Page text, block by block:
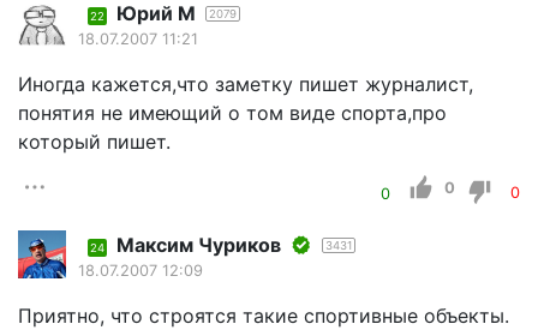
22 Юрий М 2079
18.07.2007 11:21
Иногда кажется,что заметку пишет журналист,
понятия не имеющий о том виде спорта,про
который пишет.
0 0 0
24 Максим Чуриков 3431
18.07.2007 12:09
Приятно, что строятся такие спортивные объекты.